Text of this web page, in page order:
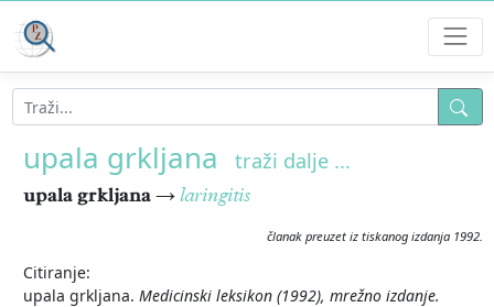
upala grkljana traži dalje ...
upala grkljana → laringitis
članak preuzet iz tiskanog izdanja 1992.
Citiranje:
upala grkljana. Medicinski leksikon (1992), mrežno izdanje.